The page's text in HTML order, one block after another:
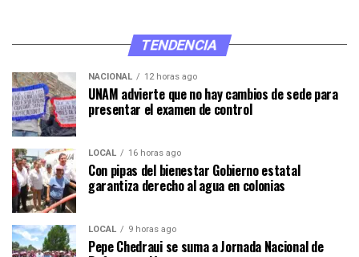
TENDENCIA
NACIONAL 12 horas ago
UNAM advierte que no hay cambios de sede para
presentar el examen de control
LOCAL 16 horas ago
Con pipas del bienestar Gobierno estatal
garantiza derecho al agua en colonias
LOCAL 9 horas ago
Pepe Chedraui se suma a Jornada Nacional de